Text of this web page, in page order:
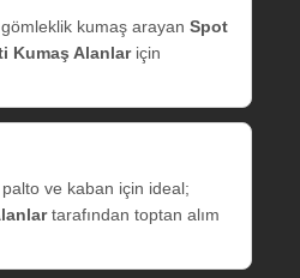
kumaş arayan Spot
Kumaş Alanlariçin
ve kaban için ideal;
tarafından toptan alım